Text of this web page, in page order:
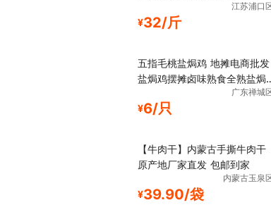
江苏浦口
¥32/斤
五指毛桃盐焗鸡 地摊电商批发
盐焗鸡摆摊卤味熟食全熟盐焗
广东禅城
¥6/只
【牛肉干】内蒙古手撕牛肉干
原产地厂家直发 包邮到家
内蒙古玉泉
¥39.90/袋